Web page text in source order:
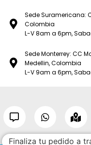
Sede Suramericana:
Colombia
L-V 8am a 6pm,
Sede Monterrey: CC
Medellin, Colombia
L-V 9am a 6pm,
Finaliza tu pedido a